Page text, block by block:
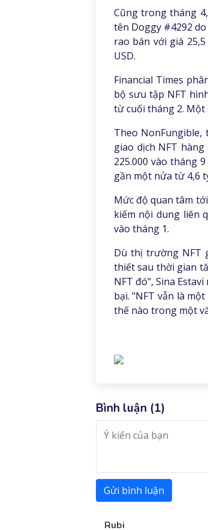
Cũng trong tháng
tên Doggy #4292
rao bán với giá
USD.
Financial Times
bộ sưu tập NFT
từ cuối tháng 2.
Theo
giao dịch NFT
225.000 vào tháng
gần một nửa từ 4,6
Mức độ quan tâm
kiếm nội dung liên
vào tháng 1.
Dù thị trường NFT
thiết sau thời gian
NFT đó", Sina
bại. "NFT vẫn là
thế nào trong một
Bình luận (1)
Gửi bình luận
Rubi